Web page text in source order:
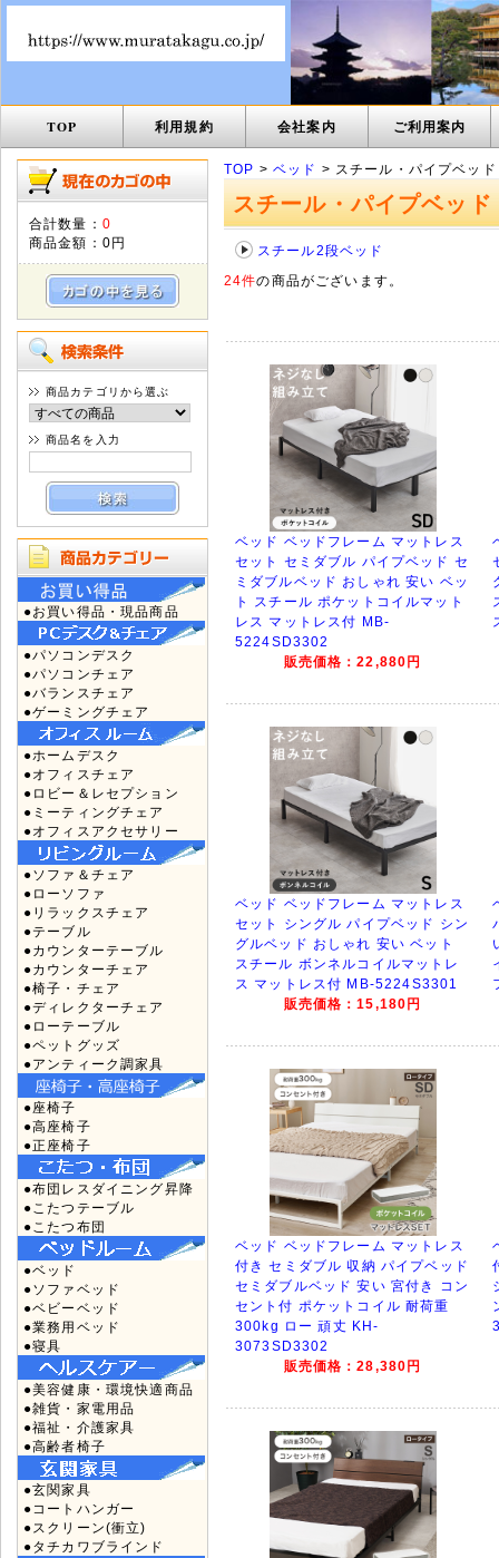
TOP 利用規約 会社案内 ご利用案内
合計数量： 0
商品金額： 0円
商品カテゴリから選ぶ
商品名を入力
●お買い得品・現品商品
●パソコンデスク
●パソコンチェア
●バランスチェア
●ゲーミングチェア
●ホームデスク
●オフィスチェア
●ロビー＆レセプション
●ミーティングチェア
●オフィスアクセサリー
●ソファ＆チェア
●ローソファ
●リラックスチェア
●テーブル
●カウンターテーブル
●カウンターチェア
●椅子・チェア
●ディレクターチェア
●ローテーブル
●ペットグッズ
●アンティーク調家具
●座椅子
●高座椅子
●正座椅子
●布団レスダイニング昇降
●こたつテーブル
●こたつ布団
●ベッド
●ソファベッド
●ベビーベッド
●業務用ベッド
●寝具
●美容健康・環境快適商品
●雑貨・家電用品
●福祉・介護家具
●高齢者椅子
●玄関家具
●コートハンガー
●スクリーン(衝立)
●タチカワブラインド
TOP > ベッド > スチール・パイプベッド
スチール・パイプベッド
スチール2段ベッド
24件の商品がございます。
ベッド ベッドフレーム マットレス
セット セミダブル パイプベッド セ
ミダブルベッド おしゃれ 安い ベッ
ト スチール ポケットコイルマット
レス マットレス付 MB-
5224SD3302
販売価格：22,880円
ベッド ベッドフレーム マットレス
セット シングル パイプベッド シン
グルベッド おしゃれ 安い ベット
スチール ボンネルコイルマットレ
ス マットレス付 MB-5224S3301
販売価格：15,180円
ベッド ベッドフレーム マットレス
付き セミダブル 収納 パイプベッド
セミダブルベッド 安い 宮付き コン
セント付 ポケットコイル 耐荷重
300kg ロー 頑丈 KH-
3073SD3302
販売価格：28,380円